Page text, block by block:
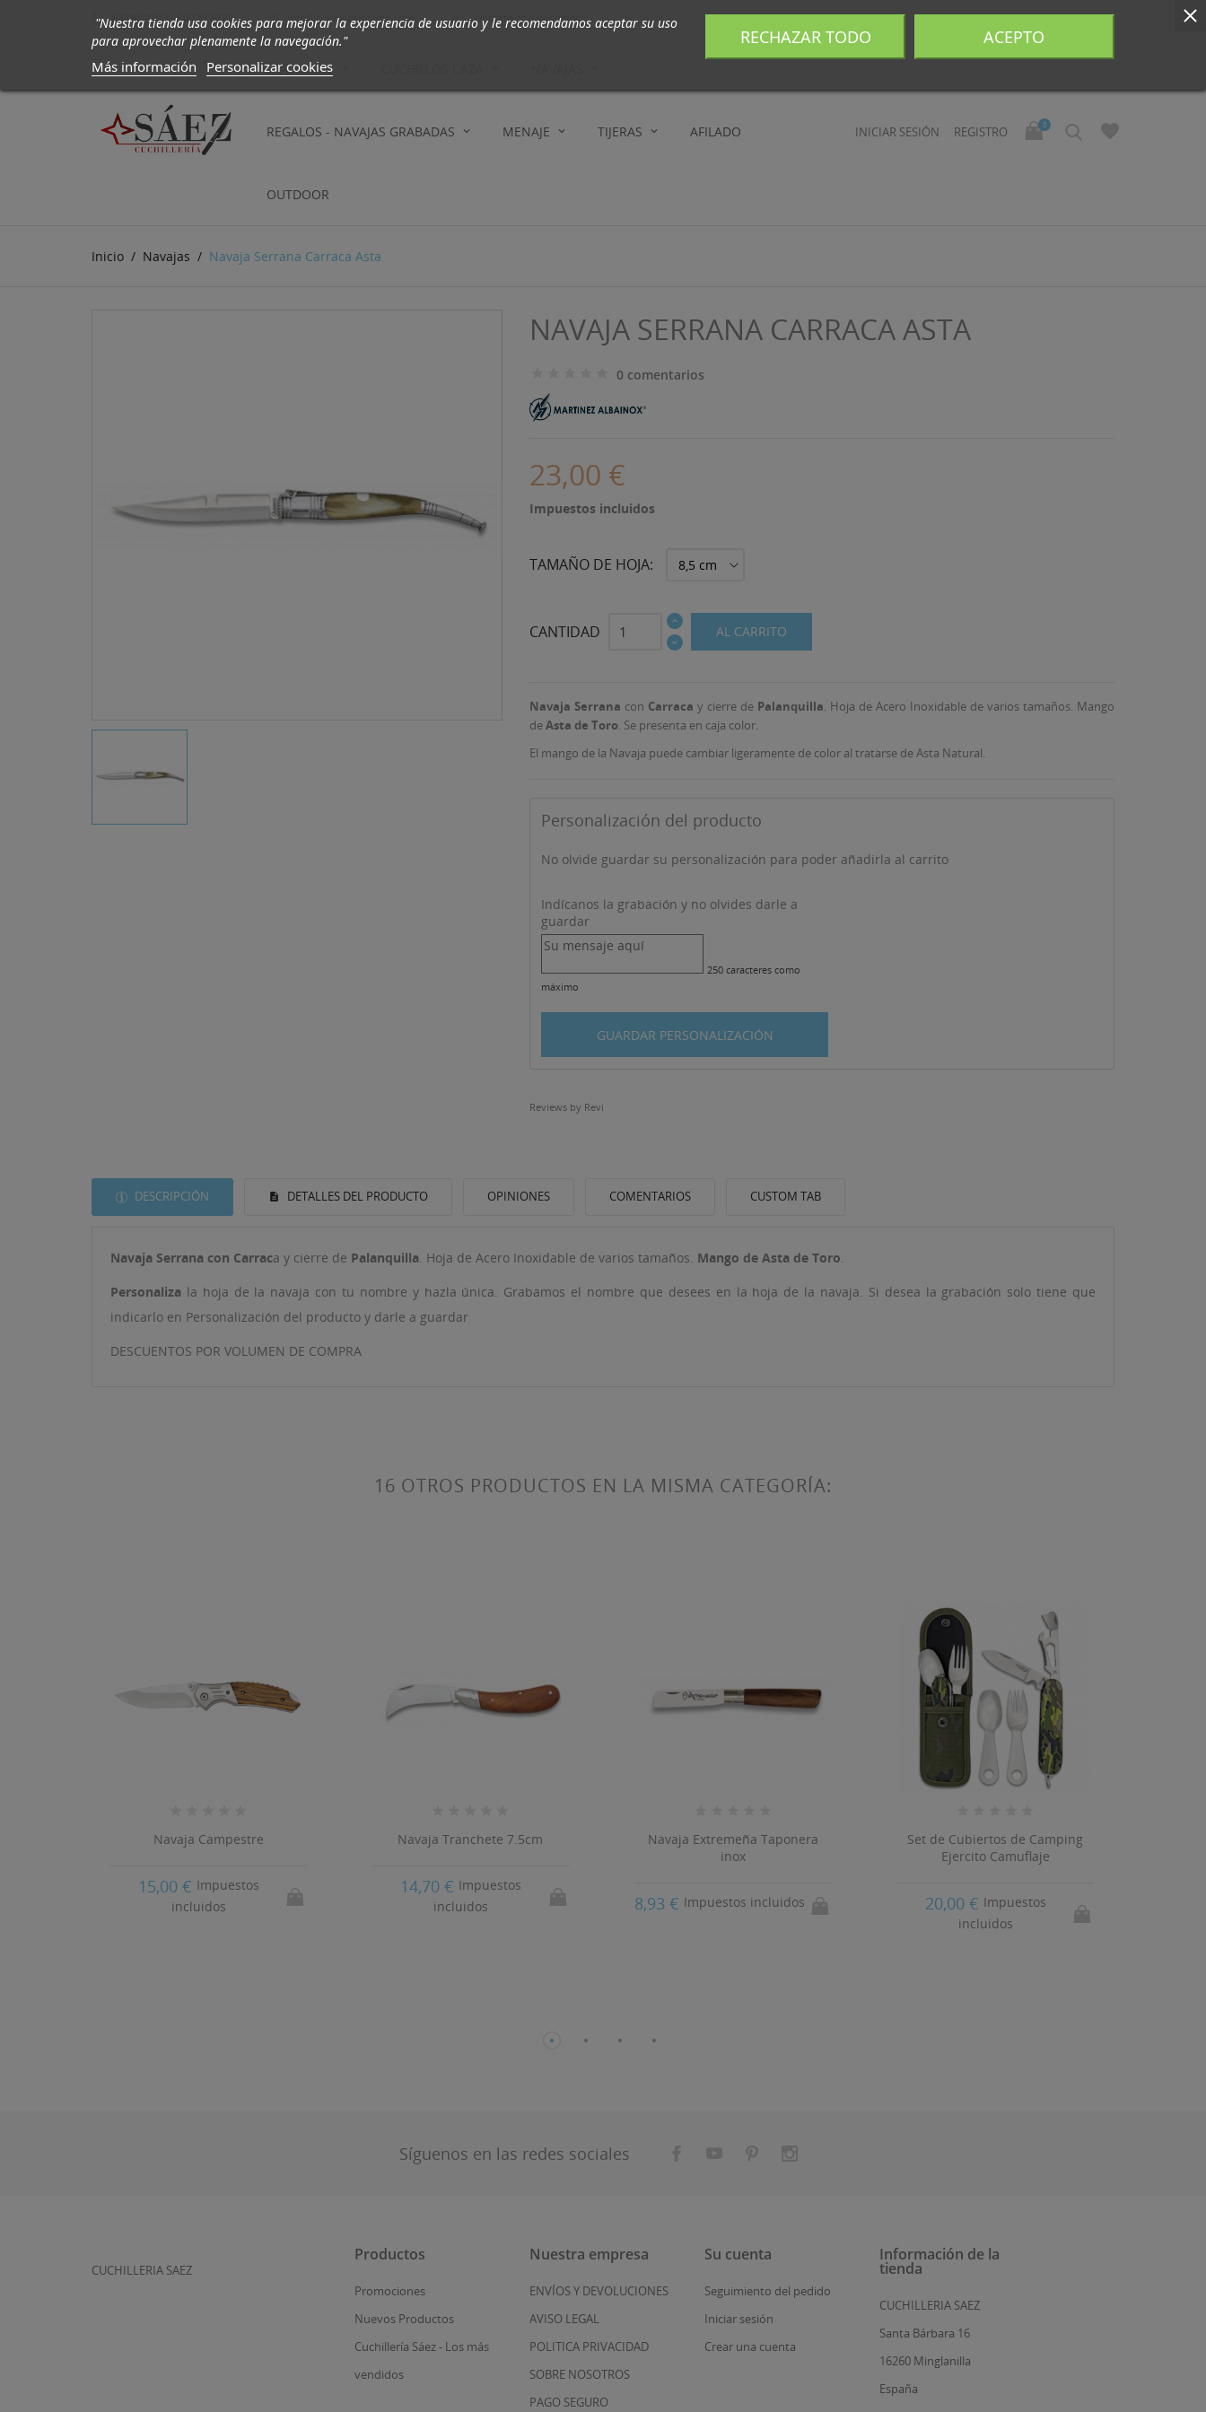
647942190 - 647252972  info@cuchilleriasaez.com  Contacte con nosotros
CUCHILLOS
REGALOS - NAVAJAS GRABADAS MENAJE TIJERAS AFILADO
OUTDOOR
INICIAR SESIÓN REGISTRO
0
Inicio Navajas Navaja Serrana Carraca Asta
NAVAJA SERRANA CARRACA ASTA
0 comentarios
23,00 €
Impuestos incluidos
TAMAÑO DE HOJA:
CANTIDAD AL CARRITO
Navaja Serrana con Carraca y cierre de Palanquilla . Hoja de Acero Inoxidable de varios tamaños. Mango
deAsta de Toro. Se presenta en caja color.
El mango de la Navaja puede cambiar ligeramente de color al tratarse de Asta Natural.
Personalización del producto
No olvide guardar su personalización para poder añadirla al carrito
Indícanos la grabación y no olvides darle a
guardar
250 caracteres como
máximo
GUARDAR PERSONALIZACIÓN
Reviews by Revi
DESCRIPCIÓN DETALLES DEL PRODUCTO OPINIONES COMENTARIOS CUSTOM TAB
Navaja Serrana con Carraca y cierre de Palanquilla. Hoja de Acero Inoxidable de varios tamaños. Mango de Asta de Toro.
Personaliza la hoja de la navaja con tu nombre y hazla única. Grabamos el nombre que desees en la hoja de la navaja. Si desea la grabación solo tiene que
indicarlo en Personalización del producto y darle a guardar
DESCUENTOS POR VOLUMEN DE COMPRA
16 OTROS PRODUCTOS EN LA MISMA CATEGORÍA:
Navaja Campestre
15,00 € Impuestos
incluidos
Navaja Tranchete 7.5cm
14,70 € Impuestos
incluidos
Navaja Extremeña Taponera
inox
8,93 € Impuestos incluidos
Set de Cubiertos de Camping
Ejercito Camuflaje
20,00 € Impuestos
incluidos
Síguenos en las redes sociales
"Nuestra tienda usa cookies para mejorar la experiencia de usuario y le recomendamos aceptar su uso
para aprovechar plenamente la navegación."
Más información Personalizar cookies
RECHAZAR TODO ACEPTO
CUCHILLERIA SAEZ
Productos
Promociones
Nuevos Productos
Cuchillería Sáez - Los más
vendidos
Nuestra empresa
ENVÍOS Y DEVOLUCIONES
AVISO LEGAL
POLITICA PRIVACIDAD
SOBRE NOSOTROS
PAGO SEGURO
Su cuenta
Seguimiento del pedido
Iniciar sesión
Crear una cuenta
Información de la
tienda
CUCHILLERIA SAEZ
Santa Bárbara 16
16260 Minglanilla
España
((TITLE))
INICIAR SESIÓN